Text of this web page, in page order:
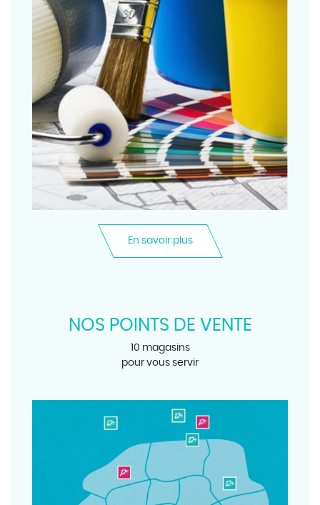
En savoir plus
NOS POINTS DE VENTE
10 magasins
pour vous servir